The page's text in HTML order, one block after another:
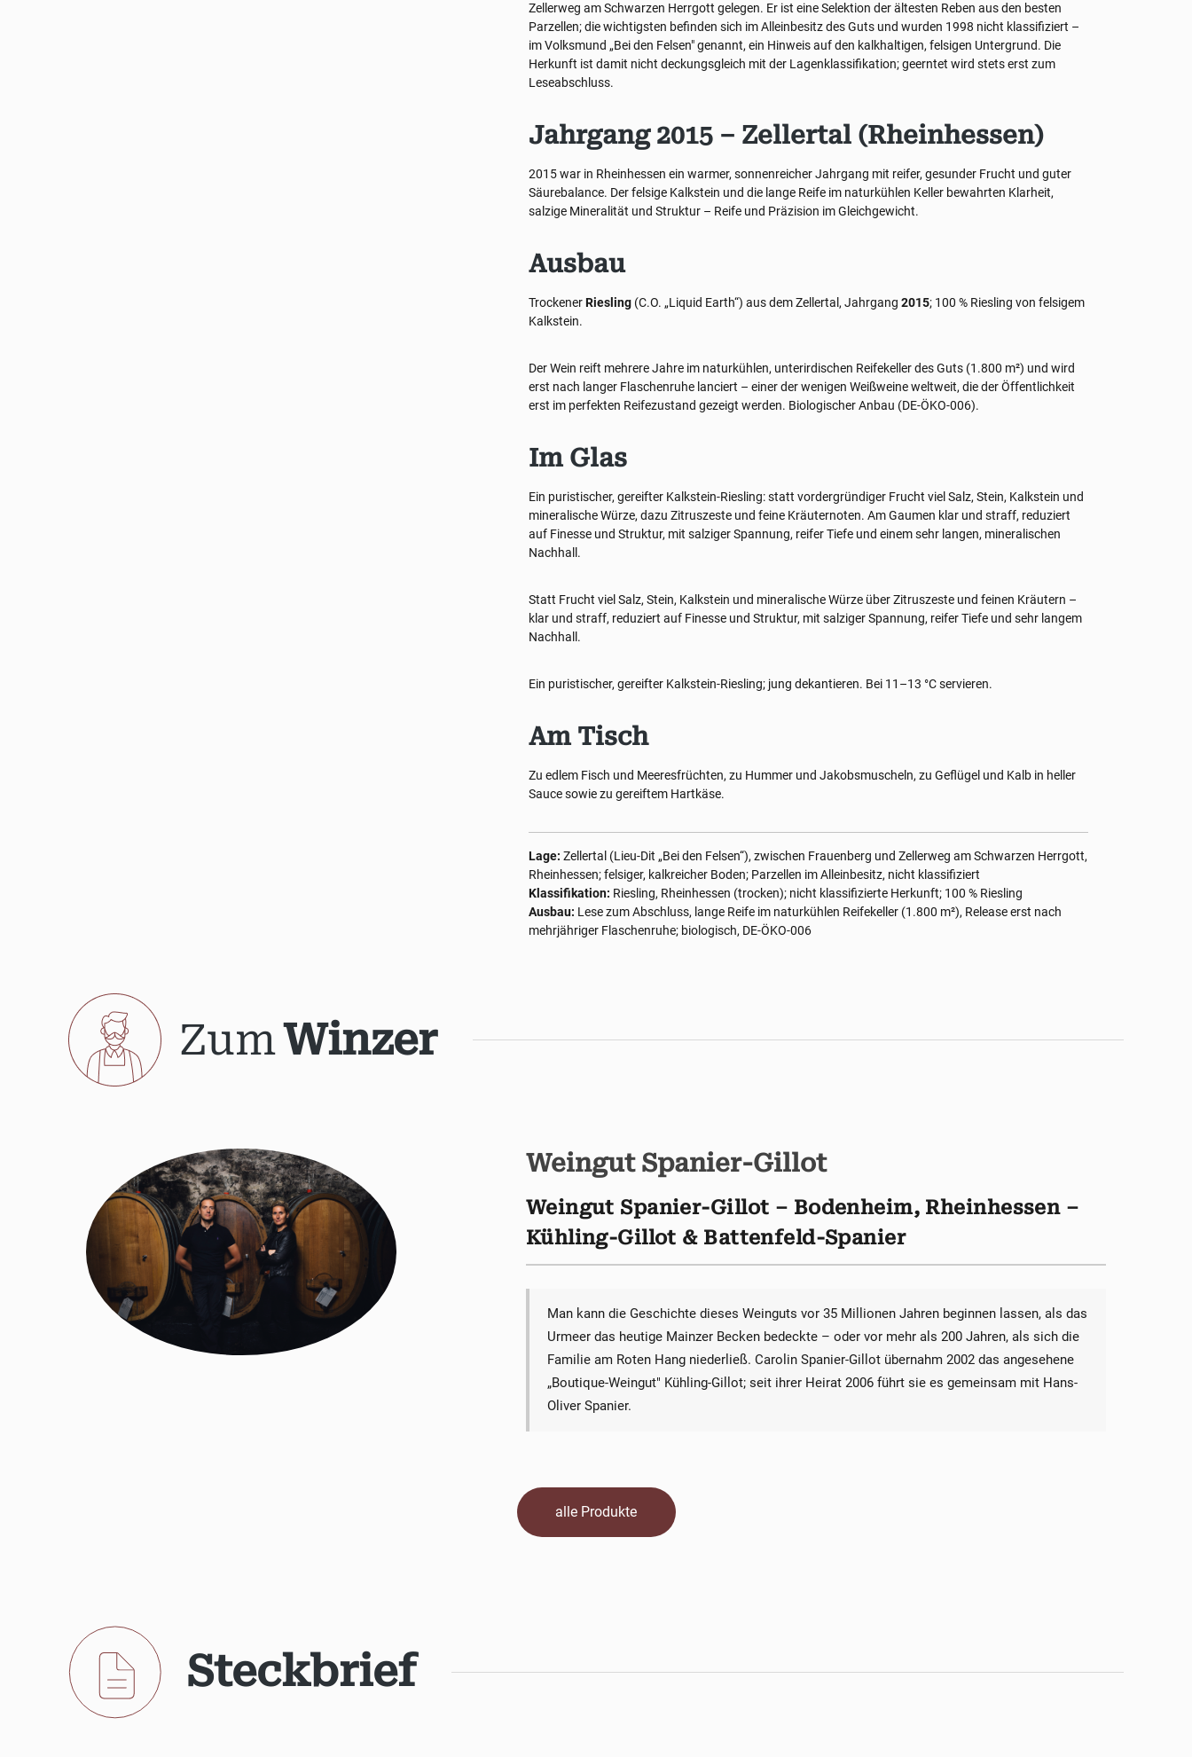
Zellerweg am Schwarzen Herrgott gelegen. Er ist eine Selektion der ältesten Reben aus den besten
Parzellen; die wichtigsten befinden sich im Alleinbesitz des Guts und wurden 1998 nicht klassifiziert –
im Volksmund „Bei den Felsen" genannt, ein Hinweis auf den kalkhaltigen, felsigen Untergrund. Die
Herkunft ist damit nicht deckungsgleich mit der Lagenklassifikation; geerntet wird stets erst zum
Leseabschluss.
Jahrgang 2015 – Zellertal (Rheinhessen)
2015 war in Rheinhessen ein warmer, sonnenreicher Jahrgang mit reifer, gesunder Frucht und guter
Säurebalance. Der felsige Kalkstein und die lange Reife im naturkühlen Keller bewahrten Klarheit,
salzige Mineralität und Struktur – Reife und Präzision im Gleichgewicht.
Ausbau
TrockenerRiesling (C.O. „Liquid Earth“) aus dem Zellertal, Jahrgang2015; 100 % Riesling von felsigem
Kalkstein.
Der Wein reift mehrere Jahre im naturkühlen, unterirdischen Reifekeller des Guts (1.800 m²) und wird
erst nach langer Flaschenruhe lanciert – einer der wenigen Weißweine weltweit, die der Öffentlichkeit
erst im perfekten Reifezustand gezeigt werden. Biologischer Anbau (DE-ÖKO-006).
Im Glas
Ein puristischer, gereifter Kalkstein-Riesling: statt vordergründiger Frucht viel Salz, Stein, Kalkstein und
mineralische Würze, dazu Zitruszeste und feine Kräuternoten. Am Gaumen klar und straff, reduziert
auf Finesse und Struktur, mit salziger Spannung, reifer Tiefe und einem sehr langen, mineralischen
Nachhall.
Statt Frucht viel Salz, Stein, Kalkstein und mineralische Würze über Zitruszeste und feinen Kräutern –
klar und straff, reduziert auf Finesse und Struktur, mit salziger Spannung, reifer Tiefe und sehr langem
Nachhall.
Ein puristischer, gereifter Kalkstein-Riesling; jung dekantieren. Bei 11–13 °C servieren.
Am Tisch
Zu edlem Fisch und Meeresfrüchten, zu Hummer und Jakobsmuscheln, zu Geflügel und Kalb in heller
Sauce sowie zu gereiftem Hartkäse.
Lage: Zellertal (Lieu-Dit „Bei den Felsen“), zwischen Frauenberg und Zellerweg am Schwarzen Herrgott,
Rheinhessen; felsiger, kalkreicher Boden; Parzellen im Alleinbesitz, nicht klassifiziert
Klassifikation: Riesling, Rheinhessen (trocken); nicht klassifizierte Herkunft; 100 % Riesling
Ausbau: Lese zum Abschluss, lange Reife im naturkühlen Reifekeller (1.800 m²), Release erst nach
mehrjähriger Flaschenruhe; biologisch, DE-ÖKO-006
ZumWinzer
Weingut Spanier-Gillot
Weingut Spanier-Gillot – Bodenheim, Rheinhessen –
Kühling-Gillot & Battenfeld-Spanier
Man kann die Geschichte dieses Weinguts vor 35 Millionen Jahren beginnen lassen, als das
Urmeer das heutige Mainzer Becken bedeckte – oder vor mehr als 200 Jahren, als sich die
Familie am Roten Hang niederließ. Carolin Spanier-Gillot übernahm 2002 das angesehene
„Boutique-Weingut" Kühling-Gillot; seit ihrer Heirat 2006 führt sie es gemeinsam mit Hans-
Oliver Spanier.
alle Produkte
Steckbrief